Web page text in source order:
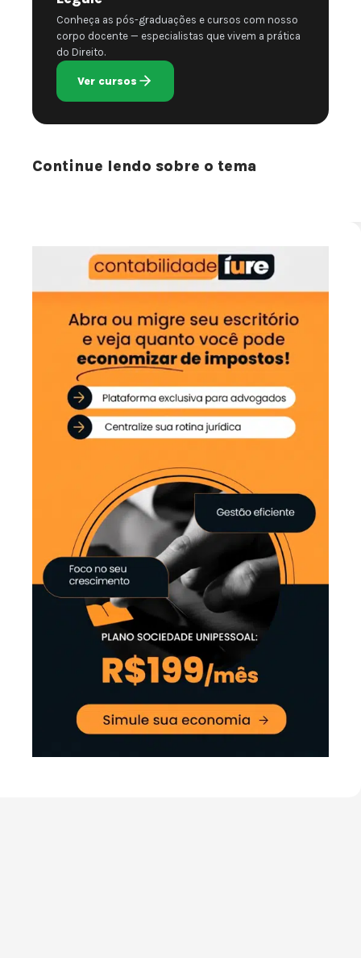
Conheça as pós-graduações e cursos com nosso
corpo docente — especialistas que vivem a prática
do Direito.
Ver cursos
Continue lendo sobre o tema